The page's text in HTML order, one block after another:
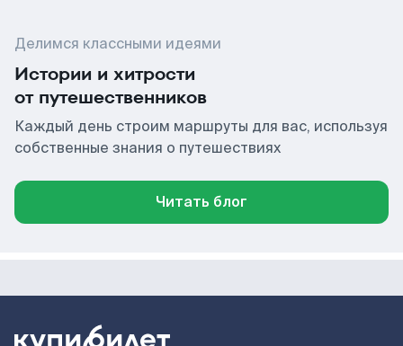
Делимся классными идеями
Истории и хитрости
от путешественников
Каждый день строим маршруты для вас, используя
собственные знания о путешествиях
Читать блог